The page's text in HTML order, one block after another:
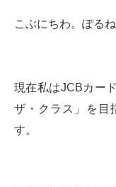
こぶにちわ。ぽるね
現在私はJCBカー
ザ・クラス」を目
す。